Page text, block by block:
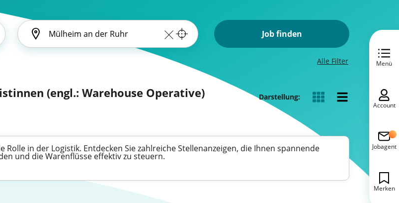
Job finden
Alle Filter
(engl.: Warehouse Operative) Darstellung:
in der Logistik. Entdecken Sie zahlreiche Stellenanzeigen, die Ihnen spannende
und die Warenflüsse effektiv zu steuern.
Menü
Account
Jobagent
Merken